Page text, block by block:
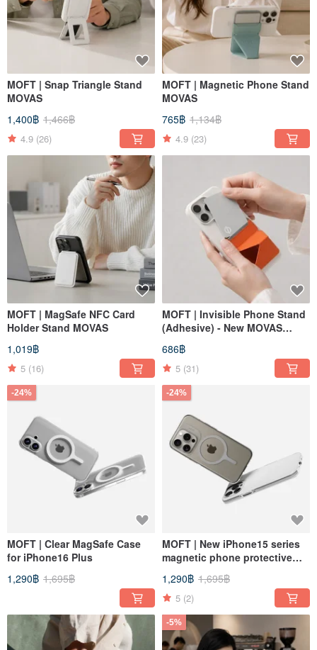
MOFT | Snap Triangle Stand
MOVAS
1,400฿ 1,466฿
4.9 (26)
MOFT | Magnetic Phone Stand
MOVAS
765฿ 1,134฿
4.9 (23)
MOFT | MagSafe NFC Card
Holder Stand MOVAS
1,019฿
5 (16)
MOFT | Invisible Phone Stand
(Adhesive) - New MOVAS
Material, Latest Colors, The
Lazy Stand
686฿
5 (31)
-24%
MOFT | Clear MagSafe Case
for iPhone16 Plus
1,290฿ 1,695฿
-24%
MOFT | New iPhone15 series
magnetic phone protective
case (transparent/white)
1,290฿ 1,695฿
5 (2)
-5%